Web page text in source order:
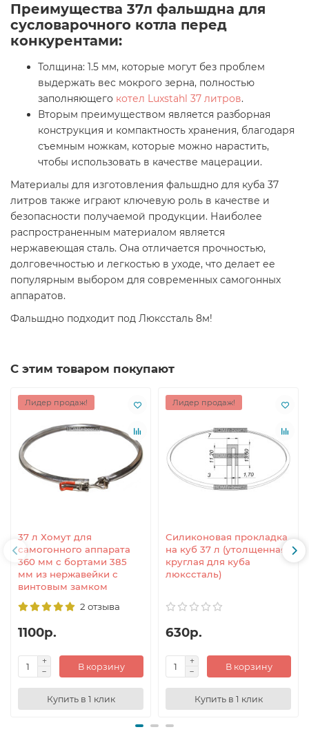
Преимущества 37л фальшдна для
сусловарочного котла перед
конкурентами:
Толщина: 1.5 мм, которые могут без проблем
выдержать вес мокрого зерна, полностью
заполняющего котел Luxstahl 37 литров.
Вторым преимуществом является разборная
конструкция и компактность хранения, благодаря
съемным ножкам, которые можно нарастить,
чтобы использовать в качестве мацерации.
Материалы для изготовления фальшдно для куба 37
литров также играют ключевую роль в качестве и
безопасности получаемой продукции. Наиболее
распространенным материалом является
нержавеющая сталь. Она отличается прочностью,
долговечностью и легкостью в уходе, что делает ее
популярным выбором для современных самогонных
аппаратов.
Фальшдно подходит под Люкссталь 8м!
С этим товаром покупают
Лидер продаж!
37 л Хомут для
самогонного аппарата
360 мм с бортами 385
мм из нержавейки с
винтовым замком
2 отзыва
1100р.
В корзину
Купить в 1 клик
Лидер продаж!
Силиконовая прокладка
на куб 37 л (утолщенная,
круглая для куба
люкссталь)
630р.
В корзину
Купить в 1 клик